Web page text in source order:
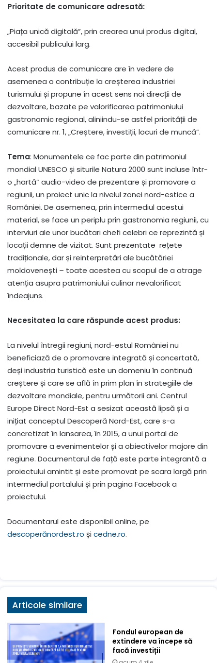
Prioritate de comunicare adresată:
„Piața unică digitală”, prin crearea unui produs digital,
accesibil publicului larg.
Acest produs de comunicare are în vedere de
asemenea o contribuție la creșterea industriei
turismului și propune în acest sens noi direcții de
dezvoltare, bazate pe valorificarea patrimoniului
gastronomic regional, aliniindu-se astfel priorității de
comunicare nr. 1, „Creștere, investiții, locuri de muncă”.
Tema: Monumentele ce fac parte din patrimoniul
mondial UNESCO și siturile Natura 2000 sunt incluse într-
o „hartă” audio-video de prezentare și promovare a
regiunii, un proiect unic la nivelul zonei nord-estice a
României. De asemenea, prin intermediul acestui
material, se face un periplu prin gastronomia regiunii, cu
interviuri ale unor bucătari chefi celebri ce reprezintă și
locații demne de vizitat. Sunt prezentate rețete
tradiționale, dar și reinterpretări ale bucătăriei
moldovenești – toate acestea cu scopul de a atrage
atenția asupra patrimoniului culinar nevalorificat
îndeajuns.
Necesitatea la care răspunde acest produs:
La nivelul întregii regiuni, nord-estul României nu
beneficiază de o promovare integrată și concertată,
deși industria turistică este un domeniu în continuă
creștere și care se află în prim plan în strategiile de
dezvoltare mondiale, pentru următorii ani. Centrul
Europe Direct Nord-Est a sesizat această lipsă și a
inițiat conceptul Descoperă Nord-Est, care s-a
concretizat în lansarea, în 2015, a unui portal de
promovare a evenimentelor și a obiectivelor majore din
regiune. Documentarul de față este parte integrantă a
proiectului amintit și este promovat pe scara largă prin
intermediul portalului și prin pagina Facebook a
proiectului.
Documentarul este disponibil online, pe
descoperănordest.ro șicedne.ro.
Articole similare
Fondul european de
extindere va începe să
facă investiții